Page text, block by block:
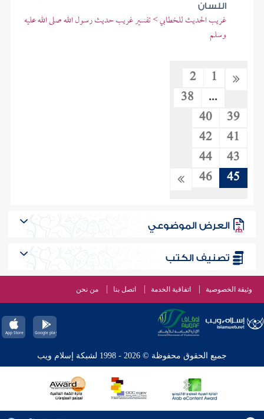
اللسان
غريب الحديث للخطابي > تفسير غريب حديث رسول الله صلى الله عليه
وسلم
1
2
...
38
39
40
41
42
43
44
45
46
العرض الموضوعي
تصنيف الكتب
وثيقة الخصوصية اتفاقية الخدمة اتصل بنا من نحن
جميع الحقوق محفوظة © 2026 - 1998 لشبكة إسلام ويب